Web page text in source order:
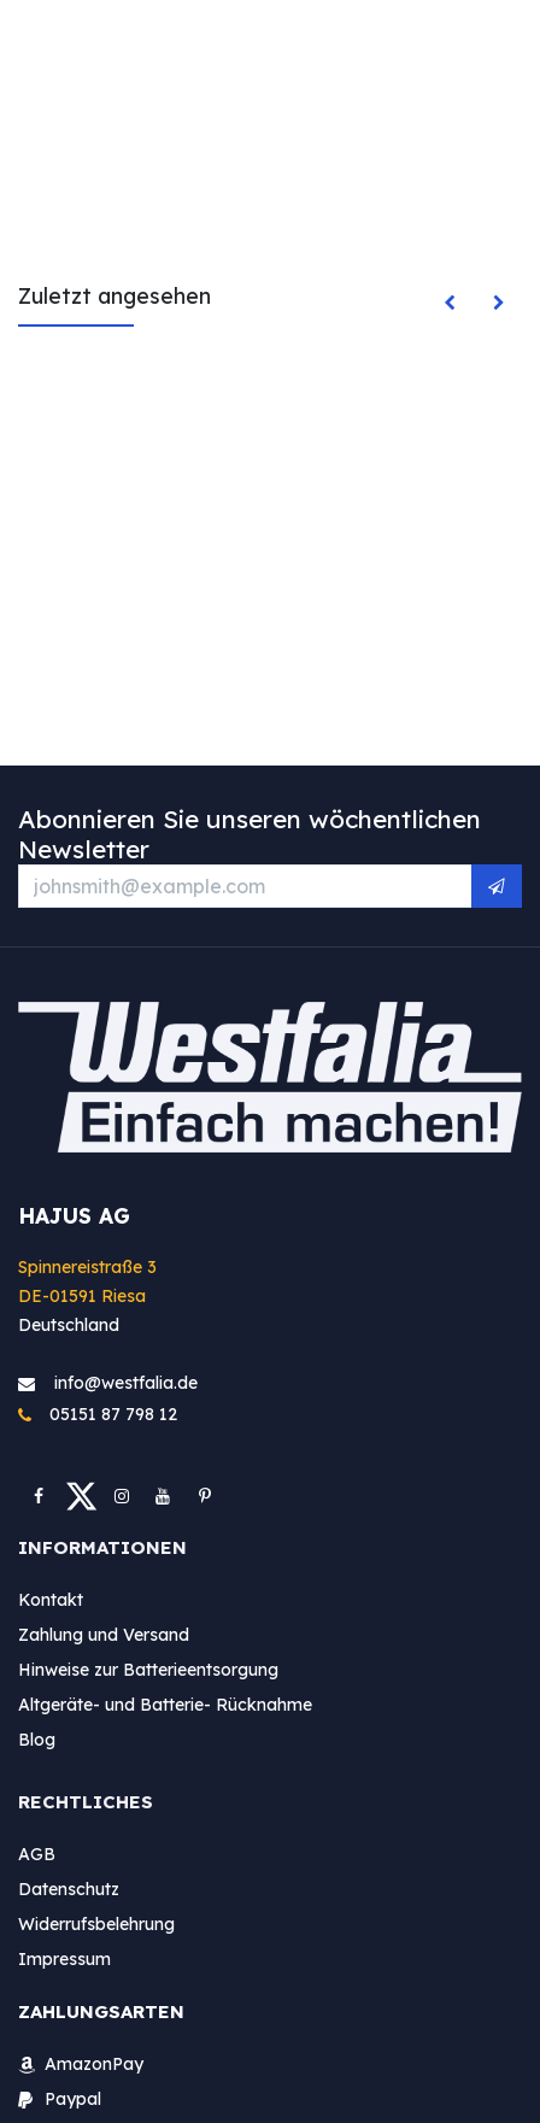
Zuletzt angesehen
Abonnieren Sie unseren wöchentlichen
Newsletter
HAJUS AG
Spinnereistraße 3
DE-01591 Riesa
Deutschland
info@westfa​lia.de
05151 87 798 12
INFORMATIONEN
Kontakt
Zahlung und Versand
Hinweise zur Batterieentsorgung
Altgeräte- und Batterie- Rücknahme
Blog
RECHTLICHES
AGB
Datenschutz
Widerrufsbelehrung
Impressum
ZAHLUNGSARTEN
AmazonPay
Paypal